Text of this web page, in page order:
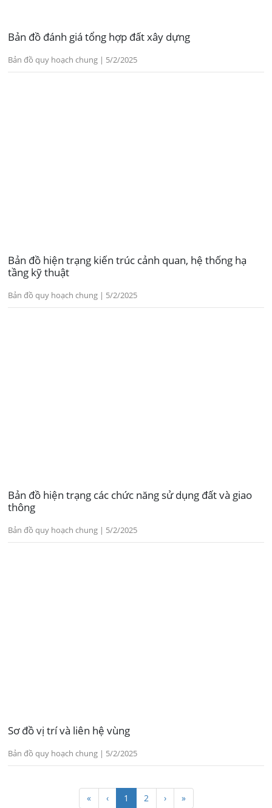
Bản đồ đánh giá tổng hợp đất xây dựng
Bản đồ quy hoạch chung | 5/2/2025
Bản đồ hiện trạng kiến trúc cảnh quan, hệ thống hạ
tầng kỹ thuật
Bản đồ quy hoạch chung | 5/2/2025
Bản đồ hiện trạng các chức năng sử dụng đất và giao
thông
Bản đồ quy hoạch chung | 5/2/2025
Sơ đồ vị trí và liên hệ vùng
Bản đồ quy hoạch chung | 5/2/2025
« ‹ 1 2 › »